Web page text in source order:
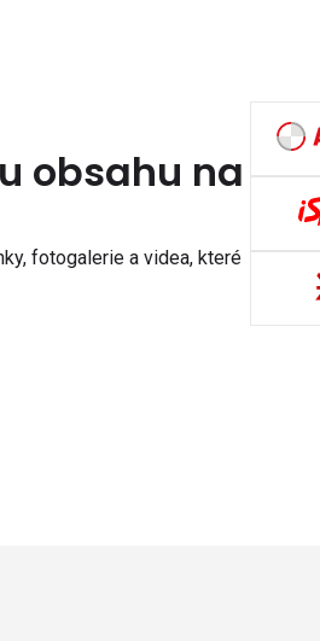
obsahu na
fotogalerie a videa, které